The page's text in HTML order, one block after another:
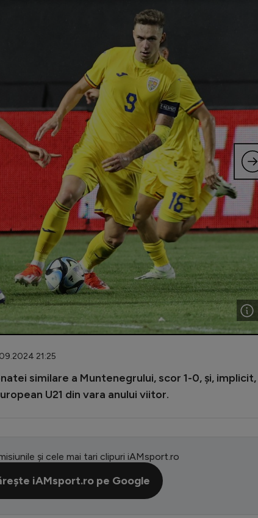
21:25
similare a Muntenegrului, scor 1-0, și, implicit,
U21 din vara anului viitor.
și cele mai tari clipuri iAMsport.ro
iAMsport.ro pe Google